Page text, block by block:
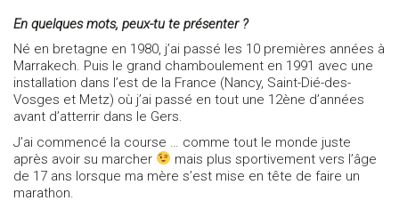
En quelques mots, peux-tu te présenter ?
Né en bretagne en 1980, j’ai passé les 10 premières années à
Marrakech. Puis le grand chamboulement en 1991 avec une
installation dans l’est de la France (Nancy, Saint-Dié-des-
Vosges et Metz) où j’ai passé en tout une 12ène d’années
avant d’atterrir dans le Gers.
J’ai commencé la course … comme tout le monde juste
après avoir su marcher
mais plus sportivement vers l’âge
de 17 ans lorsque ma mère s’est mise en tête de faire un
marathon.